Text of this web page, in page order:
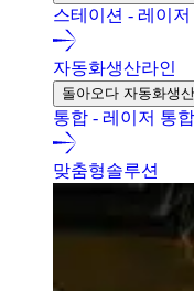
스테이션 - 레이저
자동화생산라인
돌아오다 자동화생
통합 - 레이저 통
맞춤형솔루션